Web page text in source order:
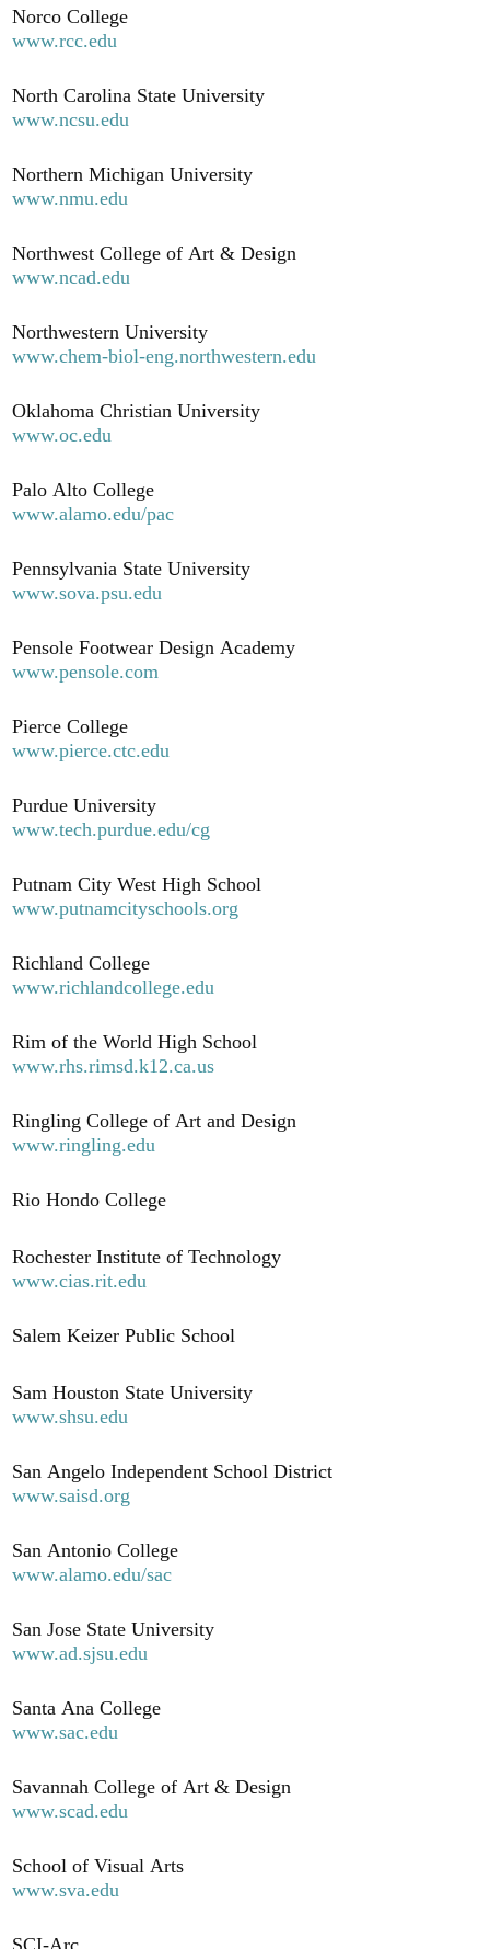
Norco College
www.rcc.edu
North Carolina State University
www.ncsu.edu
Northern Michigan University
www.nmu.edu
Northwest College of Art & Design
www.ncad.edu
Northwestern University
www.chem-biol-eng.northwestern.edu
Oklahoma Christian University
www.oc.edu
Palo Alto College
www.alamo.edu/pac
Pennsylvania State University
www.sova.psu.edu
Pensole Footwear Design Academy
www.pensole.com
Pierce College
www.pierce.ctc.edu
Purdue University
www.tech.purdue.edu/cg
Putnam City West High School
www.putnamcityschools.org
Richland College
www.richlandcollege.edu
Rim of the World High School
www.rhs.rimsd.k12.ca.us
Ringling College of Art and Design
www.ringling.edu
Rio Hondo College
Rochester Institute of Technology
www.cias.rit.edu
Salem Keizer Public School
Sam Houston State University
www.shsu.edu
San Angelo Independent School District
www.saisd.org
San Antonio College
www.alamo.edu/sac
San Jose State University
www.ad.sjsu.edu
Santa Ana College
www.sac.edu
Savannah College of Art & Design
www.scad.edu
School of Visual Arts
www.sva.edu
SCI-Arc